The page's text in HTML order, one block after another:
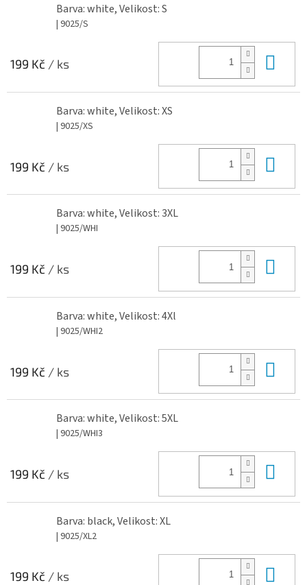
Barva: white, Velikost: S
| 9025/S
199 Kč / ks
Barva: white, Velikost: XS
| 9025/XS
199 Kč / ks
Barva: white, Velikost: 3XL
| 9025/WHI
199 Kč / ks
Barva: white, Velikost: 4Xl
| 9025/WHI2
199 Kč / ks
Barva: white, Velikost: 5XL
| 9025/WHI3
199 Kč / ks
Barva: black, Velikost: XL
| 9025/XL2
199 Kč / ks